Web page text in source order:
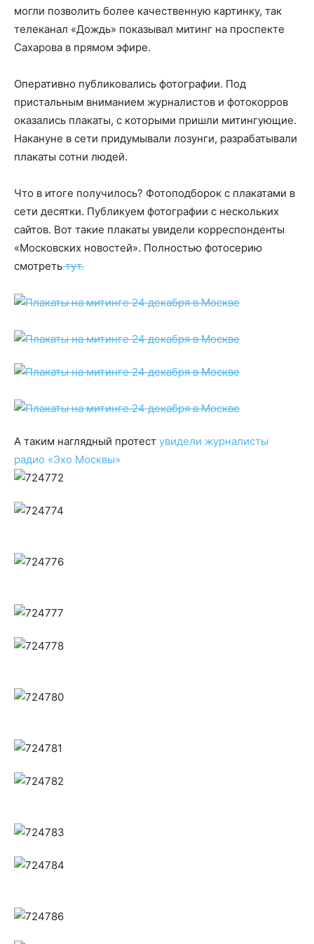
могли позволить более качественную картинку, так
телеканал «Дождь» показывал митинг на проспекте
Сахарова в прямом эфире.
Оперативно публиковались фотографии. Под
пристальным вниманием журналистов и фотокорров
оказались плакаты, с которыми пришли митингующие.
Накануне в сети придумывали лозунги, разрабатывали
плакаты сотни людей.
Что в итоге получилось? Фотоподборок с плакатами в
сети десятки. Публикуем фотографии с нескольких
сайтов. Вот такие плакаты увидели корреспонденты
«Московских новостей». Полностью фотосерию
смотретьтут.
А таким наглядный протест увидели журналисты
радио «Эхо Москвы»